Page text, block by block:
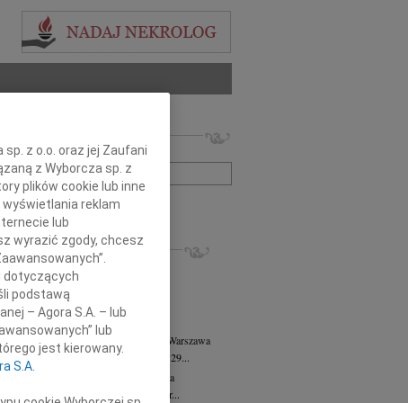
lub numer ogłoszenia:
+ szukanie zaawansowane
Warszawa
Wydziału dr hab. Julii Kubisie,...
Warszawa
kochanej i dzielnej Marylce Butruk...
Tadeusz Duniec
Warszawa
żalem przyjęliśmy wiadomość, że 29...
Kościelska
Warszawa
3 sierpnia 2026 roku zmarła Profesor...
z o.o. oraz jej Zaufani
z Wyborcza sp. z
plików cookie lub inne
reklam
lub
wyrazić zgody, chcesz
dotyczących
podstawą
– Agora S.A. – lub
lub
jest kierowany.
S.A.